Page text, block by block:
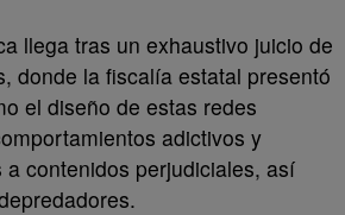
llega tras un exhaustivo juicio de
donde la fiscalía estatal presentó
el diseño de estas redes
adictivos y
contenidos perjudiciales, así